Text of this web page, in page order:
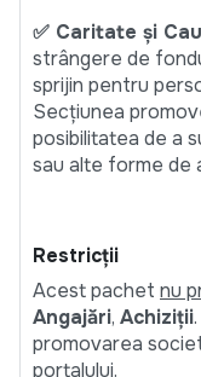
✅ Caritate și
strângere de
sprijin pentru
Secțiunea
posibilitatea de a
sau alte forme de
Restricții
Acest pachet nu
Angajări, Achiziții
promovarea
portalului.